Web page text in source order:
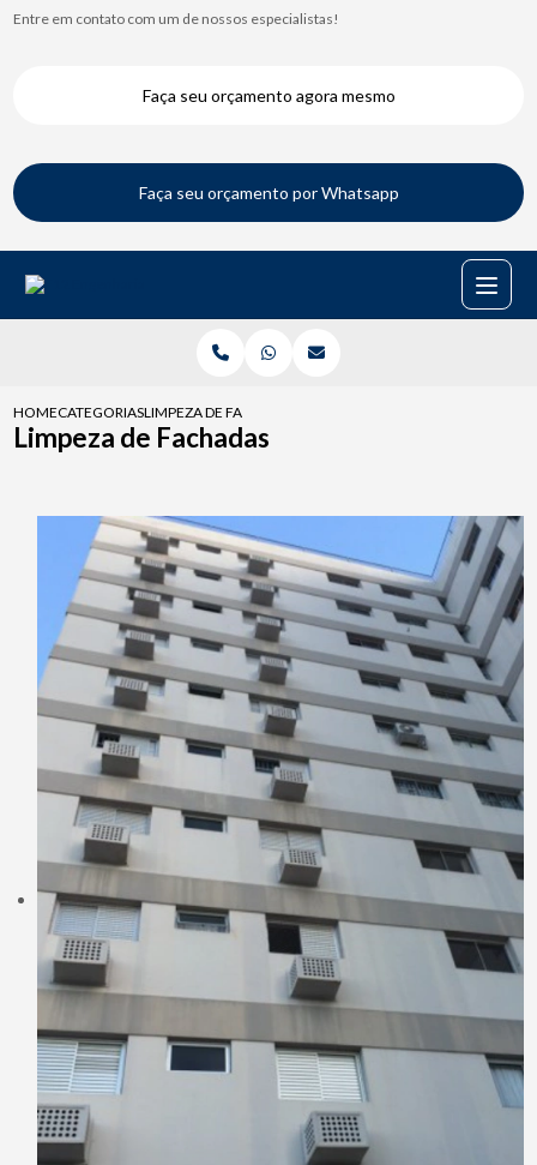
Entre em contato com um de nossos especialistas!
Faça seu orçamento agora mesmo
Faça seu orçamento por Whatsapp
HOMECATEGORIASLIMPEZA DE FACHADAS
Limpeza de Fachadas